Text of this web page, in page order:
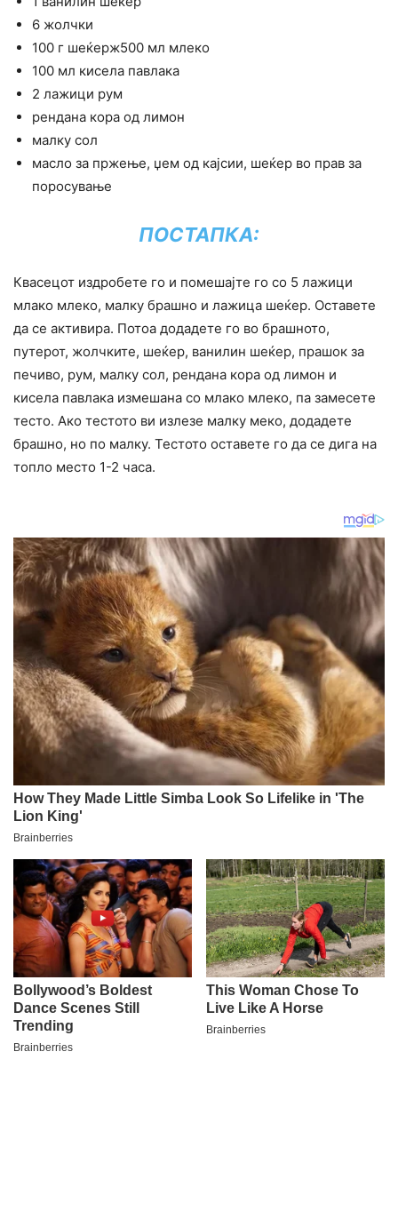
6 жолчки
100 г шеќерж500 мл млеко
100 мл кисела павлака
2 лажици рум
рендана кора од лимон
малку сол
масло за пржење, џем од кајсии, шеќер во прав за
поросување
ПОСТАПКА:
Квасецот издробете го и помешајте го со 5 лажици
млако млеко, малку брашно и лажица шеќер. Оставете
да се активира. Потоа додадете го во брашното,
путерот, жолчките, шеќер, ванилин шеќер, прашок за
печиво, рум, малку сол, рендана кора од лимон и
кисела павлака измешана со млако млеко, па замесете
тесто. Ако тестото ви излезе малку меко, додадете
брашно, но по малку. Тестото оставете го да се дига на
топло место 1-2 часа.